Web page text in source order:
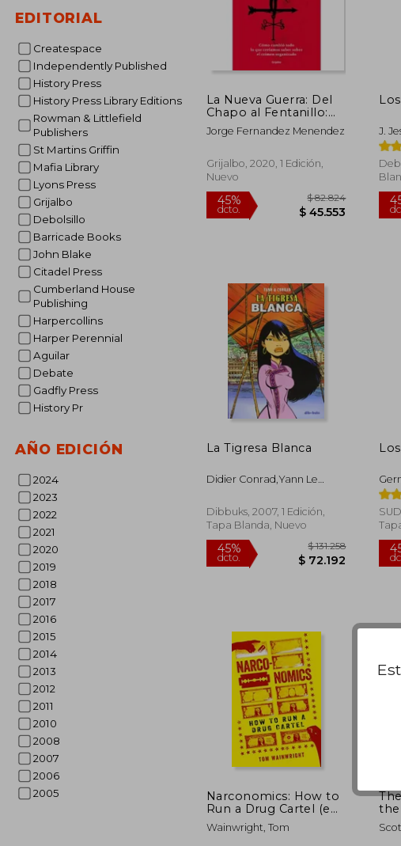
EDITORIAL
Createspace
Independently Published
History Press
History Press Library Editions
Rowman & Littlefield
Publishers
St Martins Griffin
Mafia Library
Lyons Press
Grijalbo
Debolsillo
Barricade Books
John Blake
Citadel Press
Cumberland House
Publishing
Harpercollins
Harper Perennial
Aguilar
Debate
Gadfly Press
History Pr
AÑO EDICIÓN
2024
2023
2022
2021
2020
2019
2018
2017
2016
2015
2014
2013
2012
2011
2010
2008
2007
2006
2005
La Nueva Guerra: Del
Chapo al Fentanillo:
Como Cambio Todo lo
que Creiamos Saber
Organizado
Jorge Fernandez Menendez
Grijalbo, 2020, 1 Edición,
Nuevo
45%
dcto.
J.
La Tigresa Blanca
Didier Conrad,Yann Le
Dibbuks, 2007, 1 Edición,
Tapa Blanda, Nuevo
45%
dcto.
Narconomics: How to
Run a Drug Cartel (en
Inglés)
Wainwright, Tom
the